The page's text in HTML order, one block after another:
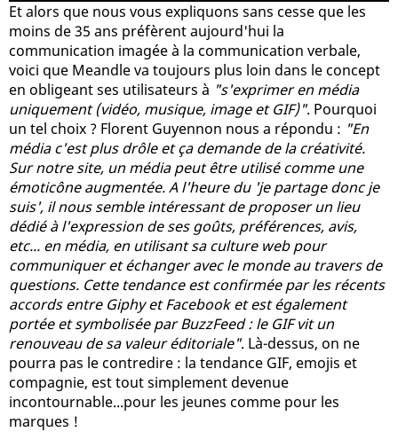
Et alors que nous vous expliquons sans cesse que les
moins de 35 ans préfèrent aujourd'hui la
communication imagée à la communication verbale,
voici que Meandle va toujours plus loin dans le concept
en obligeant ses utilisateurs à "s'exprimer en média
uniquement (vidéo, musique, image et GIF)". Pourquoi
un tel choix ? Florent Guyennon nous a répondu : "En
média c'est plus drôle et ça demande de la créativité.
Sur notre site, un média peut être utilisé comme une
émoticône augmentée. A l'heure du 'je partage donc je
suis', il nous semble intéressant de proposer un lieu
dédié à l'expression de ses goûts, préférences, avis,
etc... en média, en utilisant sa culture web pour
communiquer et échanger avec le monde au travers de
questions. Cette tendance est confirmée par les récents
accords entre Giphy et Facebook et est également
portée et symbolisée par BuzzFeed : le GIF vit un
renouveau de sa valeur éditoriale". Là-dessus, on ne
pourra pas le contredire : la tendance GIF, emojis et
compagnie, est tout simplement devenue
incontournable...pour les jeunes comme pour les
marques !